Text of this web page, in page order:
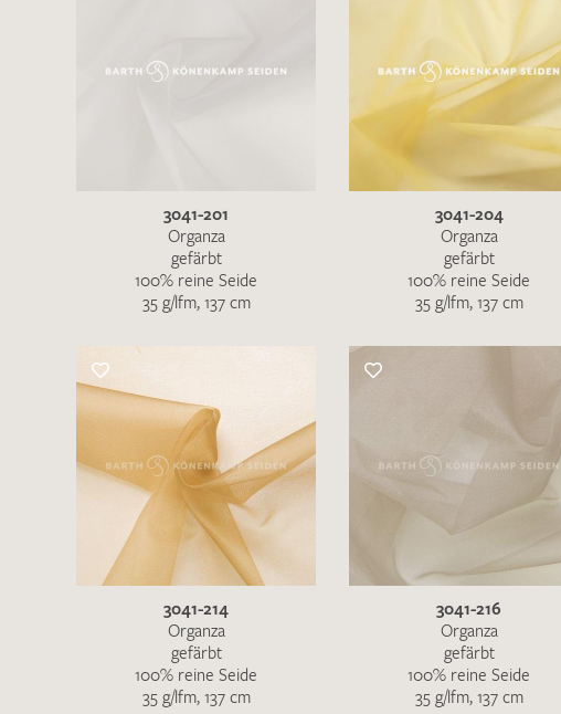
Es sind bisher keine Produkte auf Ihrer
Merkliste.
Sollten Sie dennoch eine individuelle
Musteranfrage stellen wollen, vermerken
Sie diese bitte im Feld "Anmerkungen".
3041-201
Organza
gefärbt
100% reine Seide
35 g/lfm, 137 cm
3041-204
Organza
gefärbt
100% reine Seide
35 g/lfm, 137 cm
3041-214
Organza
gefärbt
100% reine Seide
35 g/lfm, 137 cm
3041-216
Organza
gefärbt
100% reine Seide
35 g/lfm, 137 cm